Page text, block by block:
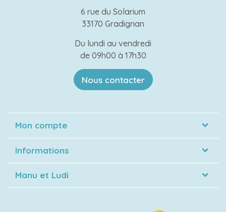
6 rue du Solarium
33170 Gradignan
Du lundi au vendredi
de 09h00 à 17h30
Nous contacter
Mon compte
Informations
Manu et Ludi